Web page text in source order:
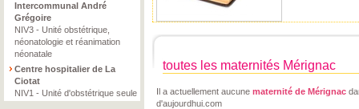
Intercommunal André
Grégoire
NIV3 - Unité obstétrique,
néonatologie et réanimation
néonatale
Centre hospitalier de La
Ciotat
NIV1 - Unité d'obstétrique seule
toutes les maternités Mérignac
Il a actuellement aucune maternité de Mérignac
d'aujourdhui.com